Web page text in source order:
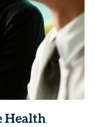
Health